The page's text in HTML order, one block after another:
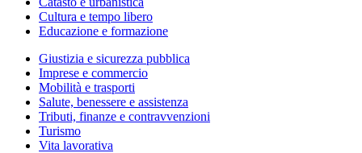
Cultura e tempo libero
Educazione e formazione
Giustizia e sicurezza pubblica
Imprese e commercio
Mobilità e trasporti
Salute, benessere e assistenza
Tributi, finanze e contravvenzioni
Turismo
Vita lavorativa